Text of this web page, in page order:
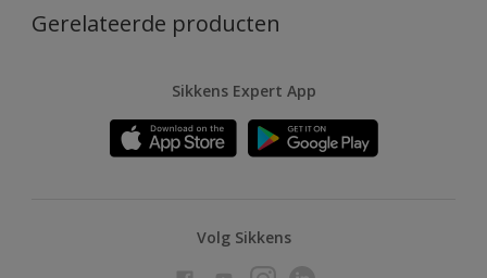
Gerelateerde producten
Sikkens Expert App
Volg Sikkens